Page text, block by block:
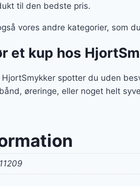
til den bedste pris.
vores andre kategorier, som
et kup hos
HjortSmykker spotter du uden
øreringe, eller noget helt